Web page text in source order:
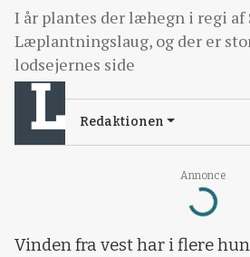
Annonce
Loading...
I år plantes der læhegn i regi af
Læplantningslaug, og der er
lodsejernes side
Redaktionen
Vinden fra vest har i flere